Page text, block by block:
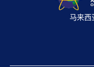
马来西